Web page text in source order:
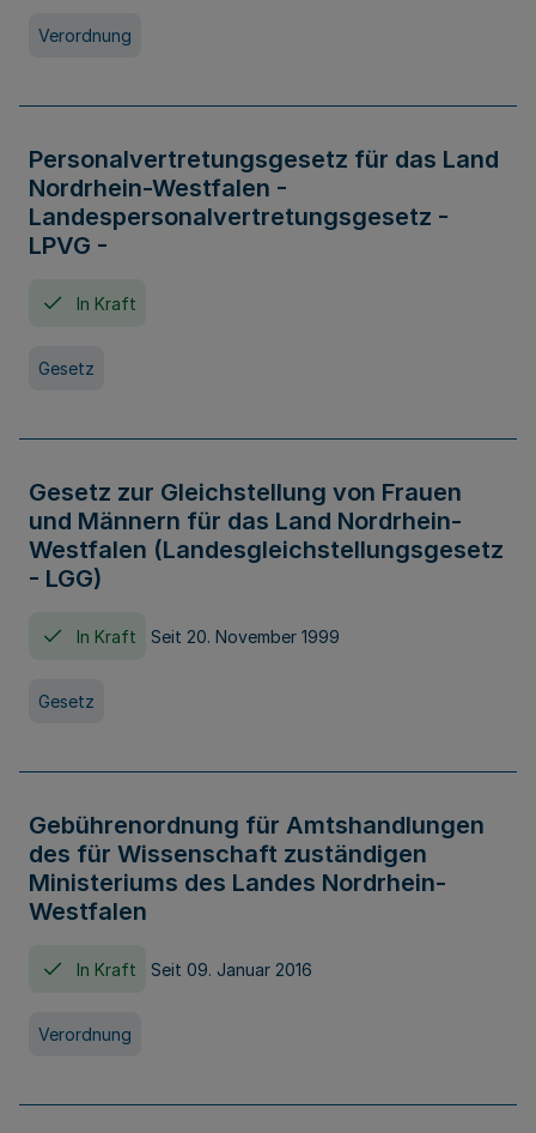
Verordnung
Personalvertretungsgesetz für das Land
Nordrhein-Westfalen -
Landespersonalvertretungsgesetz -
LPVG -
In Kraft
Gesetz
Gesetz zur Gleichstellung von Frauen
und Männern für das Land Nordrhein-
Westfalen (Landesgleichstellungsgesetz
- LGG)
In Kraft Seit 20. November 1999
Gesetz
Gebührenordnung für Amtshandlungen
des für Wissenschaft zuständigen
Ministeriums des Landes Nordrhein-
Westfalen
In Kraft Seit 09. Januar 2016
Verordnung